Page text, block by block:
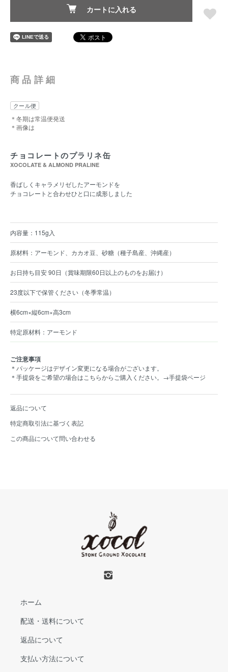
カートに入れる
商品詳細
クール便
＊冬期は常温便発送
＊画像は
チョコレートのプラリネ缶
XOCOLATE & ALMOND PRALINE
香ばしくキャラメリゼしたアーモンドを
チョコレートと合わせひと口に成形しました
115g入
アーモンド、カカオ豆、砂糖（種子島産、沖縄産）
お日持ち目安 90日（賞味期限60日以上のものをお届け）
23度以下で保管ください（冬季常温）
横6cm×縦6cm×高3cm
アーモンド
ご注意事項
＊パッケージはデザイン変更になる場合がございます。
＊ 手提袋をご希望の場合はこちらからご購入ください。→手提袋ページ
返品について
特定商取引法に基づく表記
この商品について問い合わせる
ホーム
配送・送料について
返品について
支払い方法について